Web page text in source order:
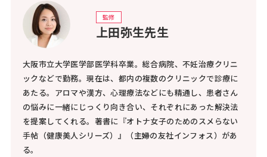
監修
上田弥生先生
大阪市立大学医学部医学科卒業。総合病院、不妊治療クリニ
ックなどで勤務。現在は、都内の複数のクリニックで診療に
あたる。アロマや漢方、心理療法などにも精通し、患者さん
の悩みに一緒にじっくり向き合い、それぞれにあった解決法
を提案してくれる。著書に『オトナ女子のためのスメらない
手帖（健康美人シリーズ）』（主婦の友社インフォス）があ
る。